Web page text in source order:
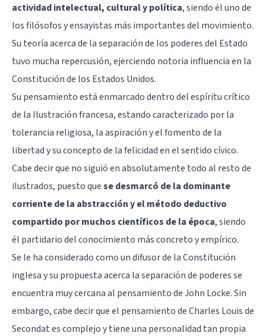
actividad intelectual, cultural y política, siendo él uno de
los filósofos y ensayistas más importantes del movimiento.
Su teoría acerca de la separación de los poderes del Estado
tuvo mucha repercusión, ejerciendo notoria influencia en la
Constitución de los Estados Unidos.
Su pensamiento está enmarcado dentro del espíritu crítico
de la Ilustración francesa, estando caracterizado por la
tolerancia religiosa, la aspiración y el fomento de la
libertad y su concepto de la felicidad en el sentido cívico.
Cabe decir que no siguió en absolutamente todo al resto de
ilustrados, puesto quese desmarcó de la dominante
corriente de la abstracción y el método deductivo
compartido por muchos científicos de la época, siendo
él partidario del conocimiento más concreto y empírico.
Se le ha considerado como un difusor de la Constitución
inglesa y su propuesta acerca la separación de poderes se
encuentra muy cercana al pensamiento de John Locke. Sin
embargo, cabe decir que el pensamiento de Charles Louis de
Secondat es complejo y tiene una personalidad tan propia